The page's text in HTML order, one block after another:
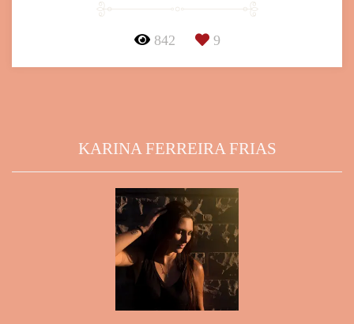
842 9
KARINA FERREIRA FRIAS